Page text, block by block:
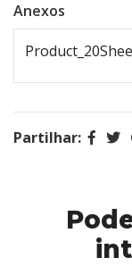
Anexos
Partilhar: